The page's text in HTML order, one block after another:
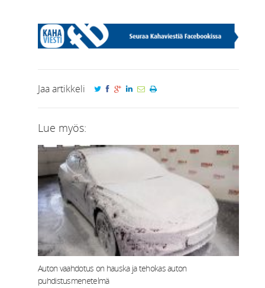
Jaa artikkeli
Lue myös:
Auton vaahdotus on hauska ja tehokas auton
puhdistusmenetelmä